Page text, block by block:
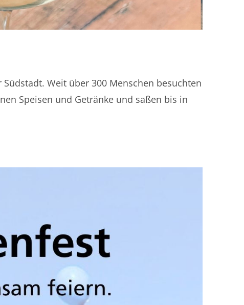
Weit über 300 Menschen besuchten
Speisen und Getränke und saßen bis in